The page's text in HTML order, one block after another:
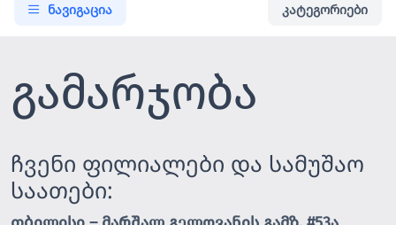
ნავიგაცია კატეგორიები
გამარჯობა
ჩვენი ფილიალები და სამუშაო
საათები: